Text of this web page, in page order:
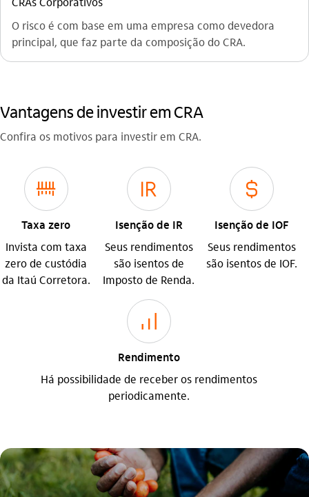
O risco é com base em uma empresa como devedora
principal, que faz parte da composição do CRA.​
Vantagens de investir em CRA
Confira os motivos para investir em CRA.
pagamentos
Taxa zero
Invista com taxa
zero de custódia
da Itaú Corretora.
imposto_de_renda
Isenção de IR
Seus rendimentos
são isentos de
Imposto de Renda.
cifrao
Isenção de IOF
Seus rendimentos
são isentos de IOF.
investimento
Rendimento
Há possibilidade de receber os rendimentos
periodicamente.